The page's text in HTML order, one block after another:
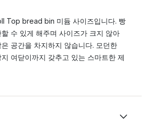
Top bread bin 미듐 사이즈입니다. 빵
수 있게 해주며 사이즈가 크지 않아
공간을 차지하지 않습니다. 모던한
여닫이까지 갖추고 있는 스마트한 제